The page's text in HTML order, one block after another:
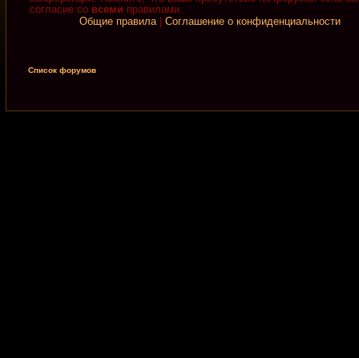
согласие со всеми правилами.
Общие правила| Соглашение о конфиденциальности
Список форумов